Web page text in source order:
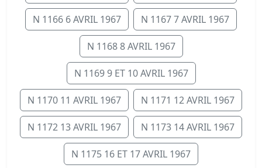
N 1166 6 AVRIL 1967 N 1167 7 AVRIL 1967
N 1168 8 AVRIL 1967
N 1169 9 ET 10 AVRIL 1967
N 1170 11 AVRIL 1967 N 1171 12 AVRIL 1967
N 1172 13 AVRIL 1967 N 1173 14 AVRIL 1967
N 1175 16 ET 17 AVRIL 1967